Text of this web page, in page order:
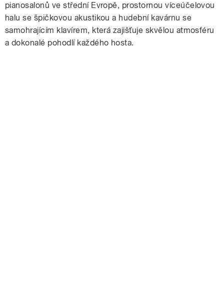
pianosalonů ve střední Evropě, prostornou víceúčelovou
halu se špičkovou akustikou a hudební kavárnu se
samohrajícím klavírem, která zajišťuje skvělou atmosféru
a dokonalé pohodlí každého hosta.